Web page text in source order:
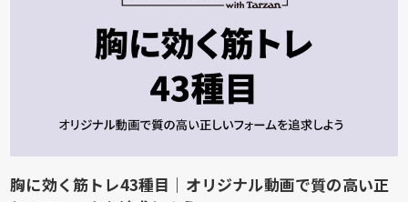
胸に効く筋トレ43種目｜オリジナル動画で質の高い正